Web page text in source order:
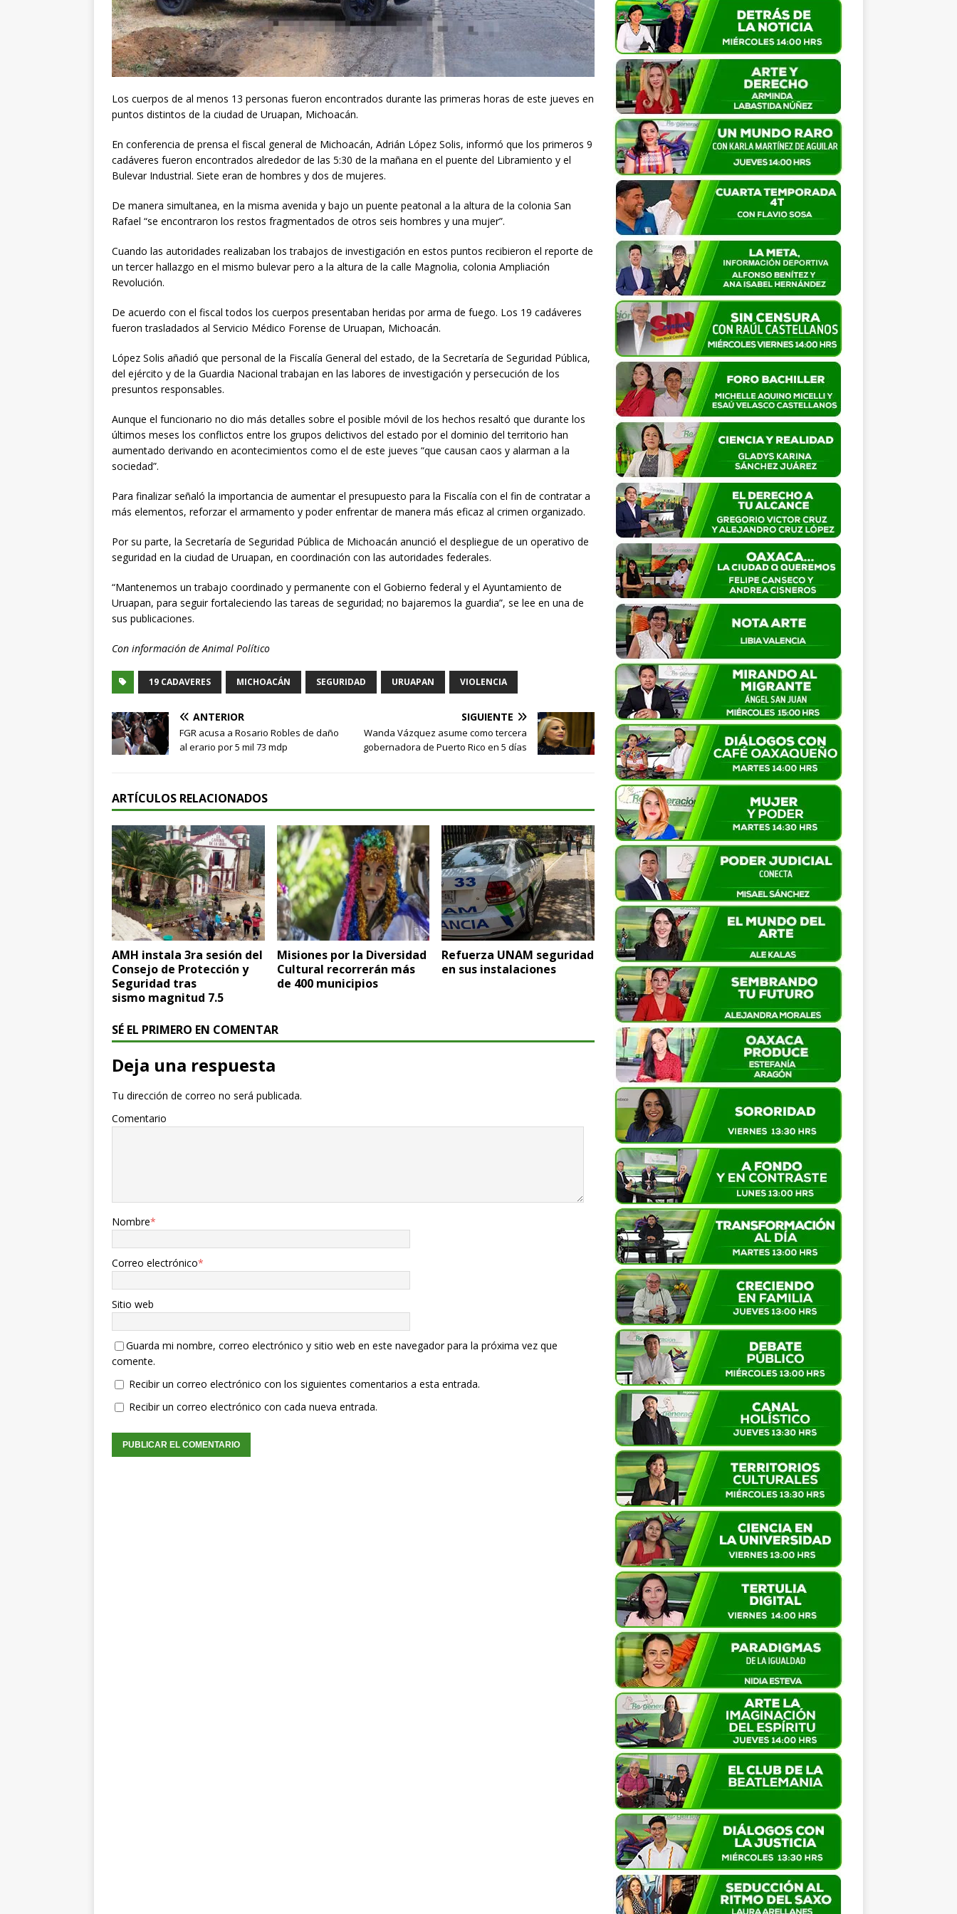
Los cuerpos de al menos 13 personas fueron encontrados durante las primeras horas de este jueves en
puntos distintos de la ciudad de Uruapan, Michoacán.
En conferencia de prensa el fiscal general de Michoacán, Adrián López Solis, informó que los primeros 9
cadáveres fueron encontrados alrededor de las 5:30 de la mañana en el puente del Libramiento y el
Bulevar Industrial. Siete eran de hombres y dos de mujeres.
De manera simultanea, en la misma avenida y bajo un puente peatonal a la altura de la colonia San
Rafael “se encontraron los restos fragmentados de otros seis hombres y una mujer”.
Cuando las autoridades realizaban los trabajos de investigación en estos puntos recibieron el reporte de
un tercer hallazgo en el mismo bulevar pero a la altura de la calle Magnolia, colonia Ampliación
Revolución.
De acuerdo con el fiscal todos los cuerpos presentaban heridas por arma de fuego. Los 19 cadáveres
fueron trasladados al Servicio Médico Forense de Uruapan, Michoacán.
López Solis añadió que personal de la Fiscalía General del estado, de la Secretaría de Seguridad Pública,
del ejército y de la Guardia Nacional trabajan en las labores de investigación y persecución de los
presuntos responsables.
Aunque el funcionario no dio más detalles sobre el posible móvil de los hechos resaltó que durante los
últimos meses los conflictos entre los grupos delictivos del estado por el dominio del territorio han
aumentado derivando en acontecimientos como el de este jueves “que causan caos y alarman a la
sociedad”.
Para finalizar señaló la importancia de aumentar el presupuesto para la Fiscalía con el fin de contratar a
más elementos, reforzar el armamento y poder enfrentar de manera más eficaz al crimen organizado.
Por su parte, la Secretaría de Seguridad Pública de Michoacán anunció el despliegue de un operativo de
seguridad en la ciudad de Uruapan, en coordinación con las autoridades federales.
“Mantenemos un trabajo coordinado y permanente con el Gobierno federal y el Ayuntamiento de
Uruapan, para seguir fortaleciendo las tareas de seguridad; no bajaremos la guardia”, se lee en una de
sus publicaciones.
Con información de Animal Político
19 CADAVERES MICHOACÁN SEGURIDAD URUAPAN VIOLENCIA
ANTERIOR
FGR acusa a Rosario Robles de daño
al erario por 5 mil 73 mdp
SIGUIENTE
Wanda Vázquez asume como tercera
gobernadora de Puerto Rico en 5 días
ARTÍCULOS RELACIONADOS
AMH instala 3ra sesión del
Consejo de Protección y
Seguridad tras
sismo magnitud 7.5
Misiones por la Diversidad
Cultural recorrerán más
de 400 municipios
Refuerza UNAM seguridad
en sus instalaciones
SÉ EL PRIMERO EN COMENTAR
Deja una respuesta
Tu dirección de correo no será publicada.
Comentario
Nombre*
Correo electrónico*
Sitio web
Guarda mi nombre, correo electrónico y sitio web en este navegador para la próxima vez que
comente.
Recibir un correo electrónico con los siguientes comentarios a esta entrada.
Recibir un correo electrónico con cada nueva entrada.